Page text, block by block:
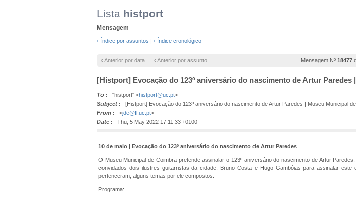
Lista histport
Mensagem
› Índice por assuntos | › Índice cronológico
‹ Anterior por data ‹ Anterior por assunto Mensagem Nº 18477
[Histport] Evocação do 123º aniversário do nascimento de Artur
To : "histport" <histport@uc.pt>
Subject : [Histport] Evocação do 123º aniversário do nascimento de Artur Paredes | Museu Municipal
From : <jde@fl.uc.pt>
Date : Thu, 5 May 2022 17:11:33 +0100
10 de maio | Evocação do 123º aniversário do nascimento de Artur Paredes
O Museu Municipal de Coimbra pretende assinalar o 123º aniversário do nascimento de Artur
convidados dois ilustres guitarristas da cidade, Bruno Costa e Hugo Gambóias para assinalar
pertenceram, alguns temas por ele compostos.
Programa: